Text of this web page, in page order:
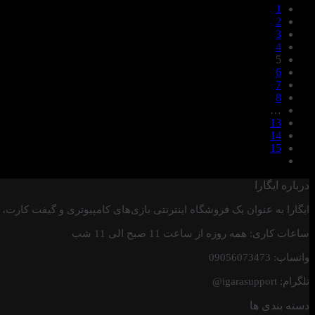
1
2
3
4
5
6
7
8
…
13
14
15
درباره ایگارا
ایگارا به عنوان یک فروشگاه اینترنتی بازی‌های کامپیوتری و گیفت
ساعات کاری: همه روزه از ساعت 11 صبح الی 11 شب
واتساپ: 09056073473
تلگرام: igarasupport@
دسته بندی ها